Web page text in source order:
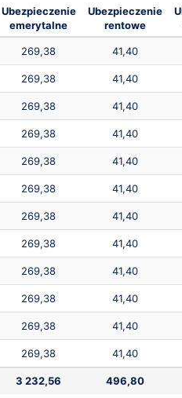
Ubezpieczenie
emerytalne
Ubezpieczenie
rentowe
269,38 41,40
269,38 41,40
269,38 41,40
269,38 41,40
269,38 41,40
269,38 41,40
269,38 41,40
269,38 41,40
269,38 41,40
269,38 41,40
269,38 41,40
269,38 41,40
3 232,56 496,80